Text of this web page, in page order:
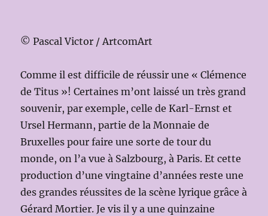
© Pascal Victor / ArtcomArt
Comme il est difficile de réussir une « Clémence
de Titus »! Certaines m’ont laissé un très grand
souvenir, par exemple, celle de Karl-Ernst et
Ursel Hermann, partie de la Monnaie de
Bruxelles pour faire une sorte de tour du
monde, on l’a vue à Salzbourg, à Paris. Et cette
production d’une vingtaine d’années reste une
des grandes réussites de la scène lyrique grâce à
Gérard Mortier. Je vis il y a une quinzaine